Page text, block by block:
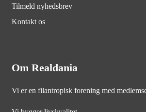
Tilmeld nyhedsbrev
Kontakt os
Om Realdania
Vi er en filantropisk forening med